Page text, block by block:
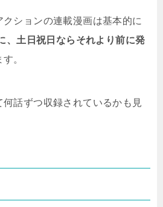
クションの連載漫画は基本的に
、土日祝日ならそれより前に発
。
話ずつ収録されているかも見